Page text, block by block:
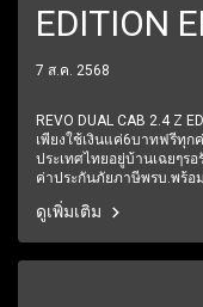
EDITION
499000 บา
7 ส.ค. 2568
REVO DUAL CAB 2.4 Z
เพียงใช้เงินแค่6บาทฟรีทุก
ประเทศไทยอยู่บ้านเฉยๆ
ค่าประกันภัยภาษีพรบ.พร้อ
การรับประกันหลังการขาย
24 ชั่วโมง1 ปีเต็ม6 เดือนแ
ดูเพิ่มเติม